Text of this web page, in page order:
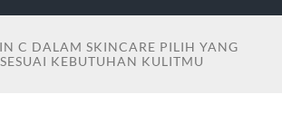
C DALAM SKINCARE PILIH YANG
KEBUTUHAN KULITMU